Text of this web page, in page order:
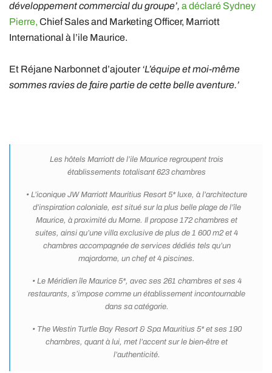
développement commercial du groupe’, a déclaré Sydney
Pierre, Chief Sales and Marketing Officer, Marriott
International à l’ile Maurice.
Et Réjane Narbonnet d’ajouter ‘L’équipe et moi-même
sommes ravies de faire partie de cette belle aventure.’
Les hôtels Marriott de l’ile Maurice regroupent trois
établissements totalisant 623 chambres
• L’iconique JW Marriott Mauritius Resort 5* luxe, à l’architecture
d’inspiration coloniale, est situé sur la plus belle plage de l’île
Maurice, à proximité du Morne. Il propose 172 chambres et
suites, ainsi qu’une villa exclusive de plus de 1 600 m2 et 4
chambres accompagnée de services dédiés tels qu’un
majordome, un chef et 4 piscines.
• Le Méridien île Maurice 5*, avec ses 261 chambres et ses 4
restaurants, s’impose comme un établissement incontournable
dans sa catégorie.
• The Westin Turtle Bay Resort & Spa Mauritius 5* et ses 190
chambres, quant à lui, met l’accent sur le bien-être et
l’authenticité.